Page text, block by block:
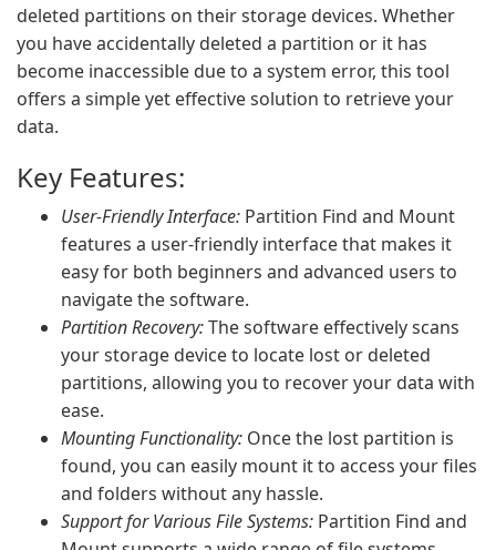
deleted partitions on their storage devices. Whether
you have accidentally deleted a partition or it has
become inaccessible due to a system error, this tool
offers a simple yet effective solution to retrieve your
data.
Key Features:
User-Friendly Interface: Partition Find and Mount
features a user-friendly interface that makes it
easy for both beginners and advanced users to
navigate the software.
Partition Recovery:The software effectively scans
your storage device to locate lost or deleted
partitions, allowing you to recover your data with
ease.
Mounting Functionality: Once the lost partition is
found, you can easily mount it to access your files
and folders without any hassle.
Support for Various File Systems: Partition Find and